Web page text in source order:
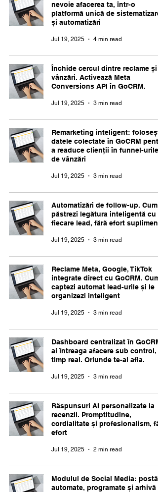
nevoie afacerea ta, într-o
platformă unică de sistematizare
și automatizări
Jul 19, 2025 4 min read
Închide cercul dintre reclame și
vânzări. Activează Meta
Conversions API în GoCRM.
Jul 19, 2025 3 min read
Remarketing inteligent:
datele colectate în GoCRM
a readuce clienții în funnel-urile
de vânzări
Jul 19, 2025 3 min read
Automatizări de follow-up. Cum
păstrezi legătura inteligentă cu
fiecare lead, fără efort
Jul 19, 2025 3 min read
Reclame Meta, Google, TikTok
integrate direct cu GoCRM. Cum
captezi automat lead-urile și le
organizezi inteligent
Jul 19, 2025 3 min read
Dashboard centralizat în
ai întreaga afacere sub control,
timp real. Oriunde te-ai afla.
Jul 19, 2025 3 min read
Răspunsuri AI personalizate la
recenzii. Promptitudine,
cordialitate și profesionalism,
efort
Jul 19, 2025 2 min read
Modulul de Social Media: postări
automate, programate și arhivă